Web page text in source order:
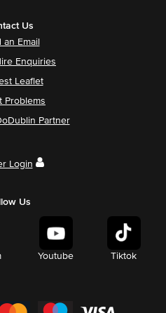
Us
an Email
Enquiries
Leaflet
Problems
Partner
Login
Us
Youtube Tiktok